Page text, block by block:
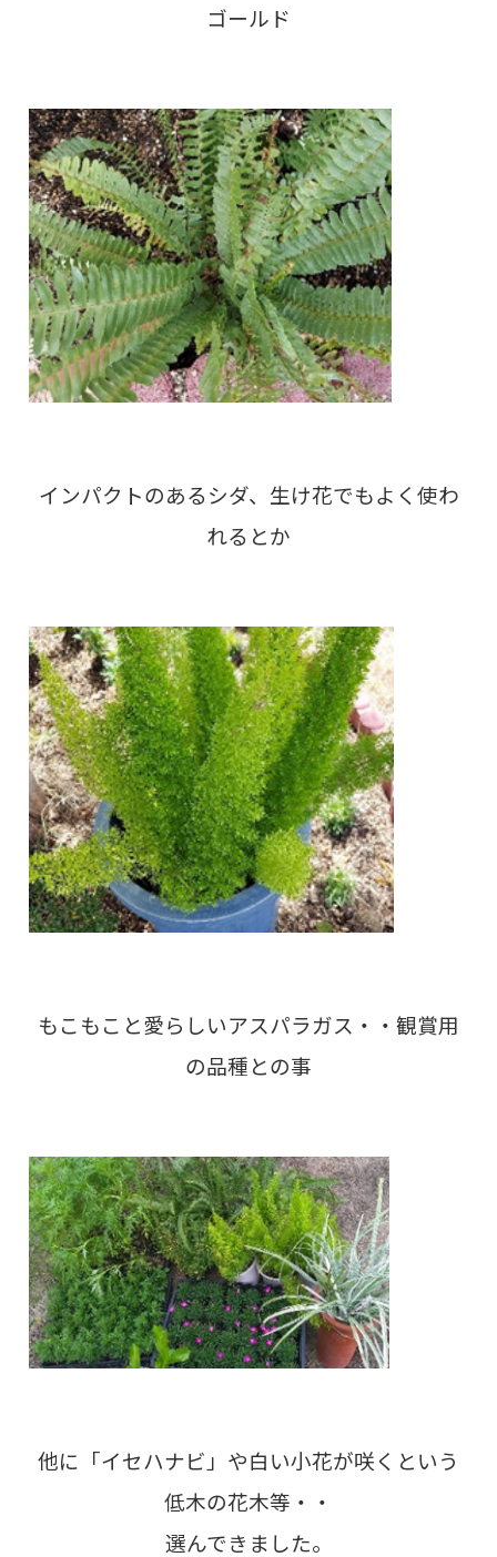
ゴールド
インパクトのあるシダ、生け花でもよく使わ
れるとか
もこもこと愛らしいアスパラガス・・観賞用
の品種との事
他に「イセハナビ」や白い小花が咲くという
低木の花木等・・
選んできました。